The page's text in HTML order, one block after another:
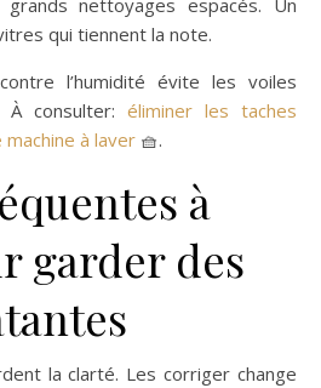
nettoyages espacés. Un
qui tiennent la note.
l’humidité évite les voiles
consulter: éliminer les taches
machine à laver 🧺.
à
garder des
la clarté. Les corriger change